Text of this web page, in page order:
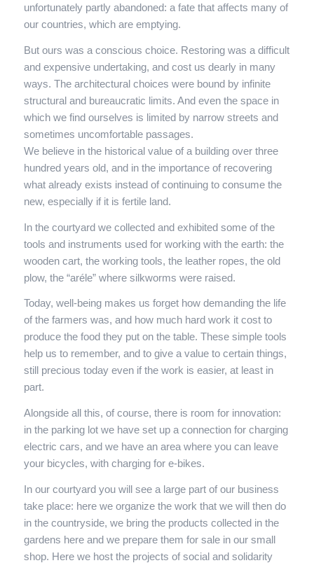
unfortunately partly abandoned: a fate that affects many of
our countries, which are emptying.
But ours was a conscious choice. Restoring was a difficult
and expensive undertaking, and cost us dearly in many
ways. The architectural choices were bound by infinite
structural and bureaucratic limits. And even the space in
which we find ourselves is limited by narrow streets and
sometimes uncomfortable passages.
We believe in the historical value of a building over three
hundred years old, and in the importance of recovering
what already exists instead of continuing to consume the
new, especially if it is fertile land.
In the courtyard we collected and exhibited some of the
tools and instruments used for working with the earth: the
wooden cart, the working tools, the leather ropes, the old
plow, the “aréle” where silkworms were raised.
Today, well-being makes us forget how demanding the life
of the farmers was, and how much hard work it cost to
produce the food they put on the table. These simple tools
help us to remember, and to give a value to certain things,
still precious today even if the work is easier, at least in
part.
Alongside all this, of course, there is room for innovation:
in the parking lot we have set up a connection for charging
electric cars, and we have an area where you can leave
your bicycles, with charging for e-bikes.
In our courtyard you will see a large part of our business
take place: here we organize the work that we will then do
in the countryside, we bring the products collected in the
gardens here and we prepare them for sale in our small
shop. Here we host the projects of social and solidarity